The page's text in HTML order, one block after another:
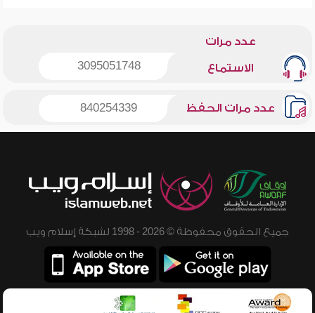
عدد مرات
الاستماع 3095051748
عدد مرات الحفظ 840254339
جميع الحقوق محفوظة © 2026 - 1998 لشبكة إسلام ويب